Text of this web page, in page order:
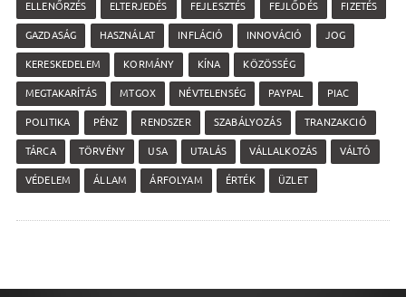
ELLENŐRZÉS ELTERJEDÉS FEJLESZTÉS FEJLŐDÉS FIZETÉS
GAZDASÁG HASZNÁLAT INFLÁCIÓ INNOVÁCIÓ JOG
KERESKEDELEM KORMÁNY KÍNA KÖZÖSSÉG
MEGTAKARÍTÁS MTGOX NÉVTELENSÉG PAYPAL PIAC
POLITIKA PÉNZ RENDSZER SZABÁLYOZÁS TRANZAKCIÓ
TÁRCA TÖRVÉNY USA UTALÁS VÁLLALKOZÁS VÁLTÓ
VÉDELEM ÁLLAM ÁRFOLYAM ÉRTÉK ÜZLET